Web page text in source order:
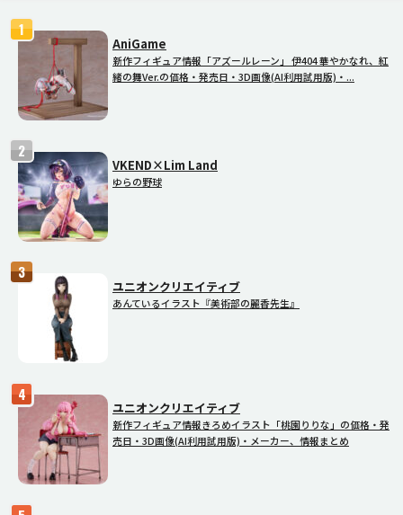
AniGame
新作フィギュア情報「アズールレーン」 伊404 華やかなれ、紅
緒の舞Ver.の価格・発売日・3D画像(AI利用試用版)・...
VKEND×Lim Land
ゆらの野球
ユニオンクリエイティブ
あんているイラスト『美術部の麗香先生』
ユニオンクリエイティブ
新作フィギュア情報きろめイラスト「桃園りりな」の価格・発
売日・3D画像(AI利用試用版)・メーカー、情報まとめ